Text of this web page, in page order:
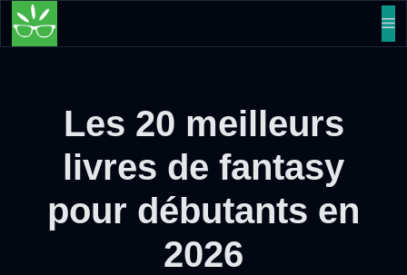
Aller
Les 20 meilleurs
livres de fantasy
pour débutants en
2026